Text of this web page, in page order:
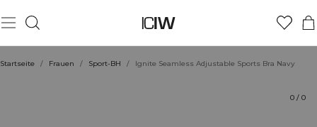
Startseite / Frauen / Sport-BH / Ignite Seamless Adjustable Sports Bra Navy
0 / 0